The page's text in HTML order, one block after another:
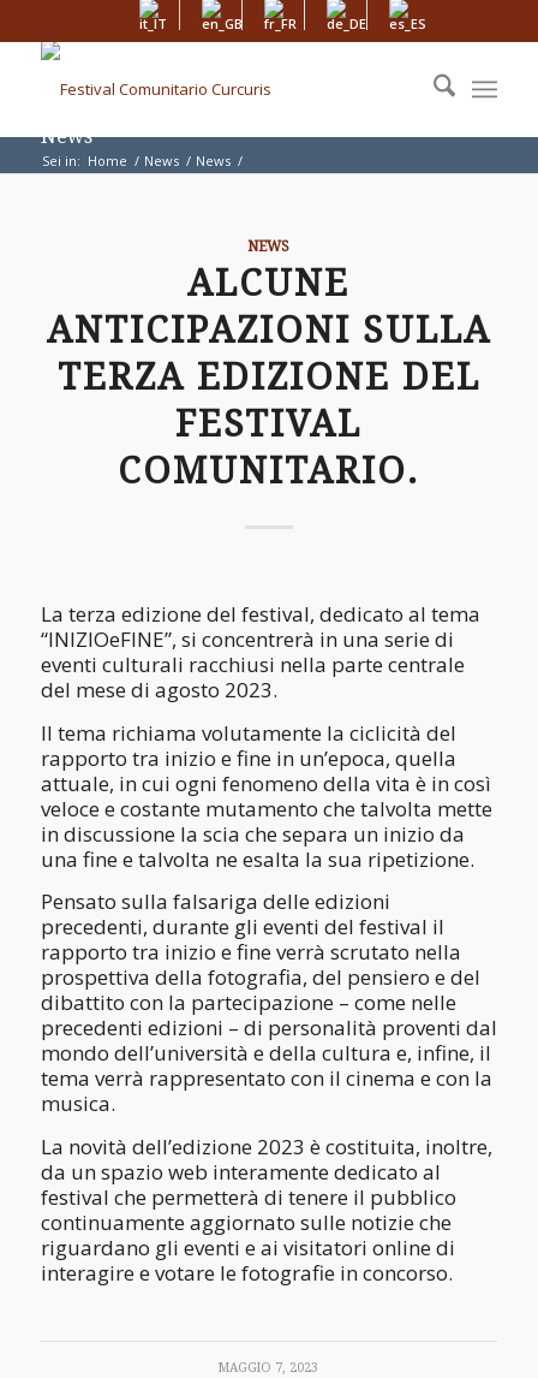
News
Sei in: Home / News / News /
Alcune anticipazioni sulla terza edizione del festival comunitario.
NEWS
ALCUNE
ANTICIPAZIONI SULLA
TERZA EDIZIONE DEL
FESTIVAL
COMUNITARIO.
La terza edizione del festival, dedicato al tema
“INIZIOeFINE”, si concentrerà in una serie di
eventi culturali racchiusi nella parte centrale
del mese di agosto 2023.
Il tema richiama volutamente la ciclicità del
rapporto tra inizio e fine in un’epoca, quella
attuale, in cui ogni fenomeno della vita è in così
veloce e costante mutamento che talvolta mette
in discussione la scia che separa un inizio da
una fine e talvolta ne esalta la sua ripetizione.
Pensato sulla falsariga delle edizioni
precedenti, durante gli eventi del festival il
rapporto tra inizio e fine verrà scrutato nella
prospettiva della fotografia, del pensiero e del
dibattito con la partecipazione – come nelle
precedenti edizioni – di personalità proventi dal
mondo dell’università e della cultura e, infine, il
tema verrà rappresentato con il cinema e con la
musica.
La novità dell’edizione 2023 è costituita, inoltre,
da un spazio web interamente dedicato al
festival che permetterà di tenere il pubblico
continuamente aggiornato sulle notizie che
riguardano gli eventi e ai visitatori online di
interagire e votare le fotografie in concorso.
MAGGIO 7, 2023